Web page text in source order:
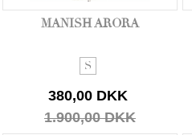
MANISH ARORA
S
380,00 DKK
1.900,00 DKK